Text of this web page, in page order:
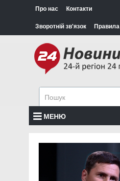
Про нас Контакти
Зворотній зв'язок Правила
МЕНЮ